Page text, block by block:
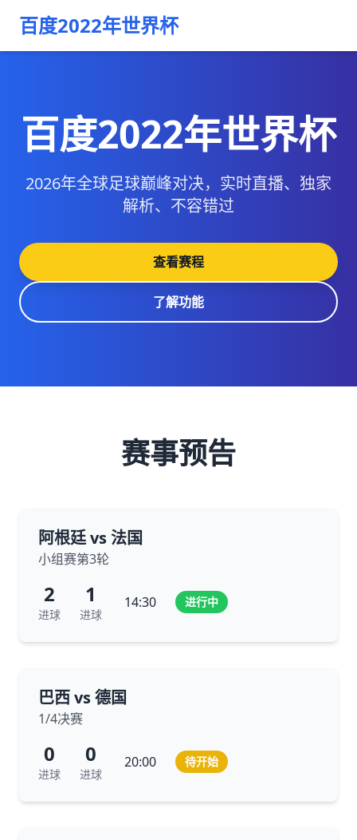
百度2022年世界杯
百度2022年世界杯
2026年全球足球巅峰对决，实时直播、独家
解析、不容错过
查看赛程
了解功能
赛事预告
阿根廷 vs 法国
小组赛第3轮
2
进球
1
进球
14:30 进行中
巴西 vs 德国
1/4决赛
0
进球
0
进球
20:00 待开始